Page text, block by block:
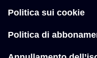
Politica sui cookie
Politica di